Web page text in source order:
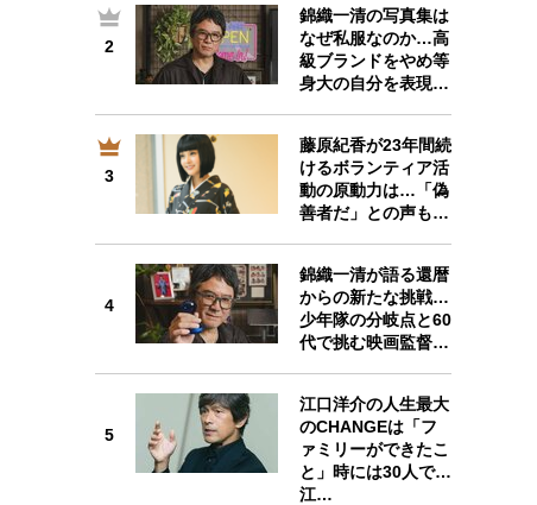
2
錦織一清の写真集は
なぜ私服なのか…高
級ブランドをやめ等
身大の自分を表現…
3
藤原紀香が23年間続
けるボランティア活
動の原動力は…「偽
善者だ」との声も…
4
錦織一清が語る還暦
からの新たな挑戦…
少年隊の分岐点と60
代で挑む映画監督…
5
江口洋介の人生最大
のCHANGEは「フ
ァミリーができたこ
と」時には30人で…
江…